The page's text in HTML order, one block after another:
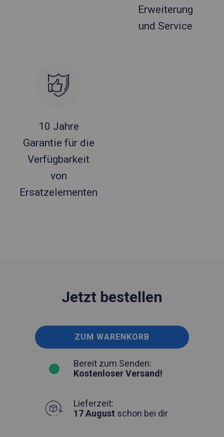
Erweiterung
und Service
10 Jahre
Garantie für die
Verfügbarkeit
von
Ersatzelementen
Jetzt bestellen
ZUM WARENKORB
Bereit zum Senden:
Kostenloser Versand!
Lieferzeit:
17 August schon bei dir